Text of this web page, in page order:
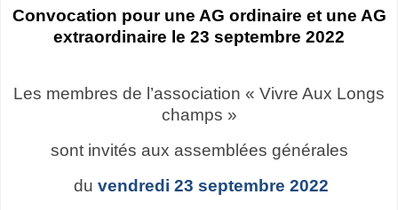
Convocation pour une AG ordinaire et une AG
extraordinaire le 23 septembre 2022
Les membres de l’association « Vivre Aux Longs
champs »
sont invités aux assemblées générales
du vendredi 23 septembre 2022